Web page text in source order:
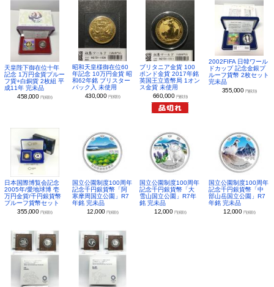
天皇陛下御在位十年
記念 1万円金貨プルー
フ貨+白銅貨 2枚組 平
成11年 完未品
458,000 円(税別)
昭和天皇様御在位60
年記念 10万円金貨 昭
和62年銘 ブリスター
パック入 未使用
430,000 円(税別)
ブリタニア金貨 100
ポンド金貨 2017年銘
英国王立造幣局 1オン
ス金貨 未使用
660,000 円(税別)
2002FIFA 日韓ワール
ドカップ 記念金銀プ
ルーフ貨幣 2枚セット
完未品
355,000 円(税別)
日本国際博覧会記念
2005年/愛地球博 壱
万円金貨/千円銀貨幣
プルーフ貨幣セット
355,000 円(税別)
国立公園制度100周年
記念千円銀貨幣「阿
寒摩周国立公園」R7
年銘 完未品
12,000 円(税別)
国立公園制度100周年
記念千円銀貨幣「大
雪山国立公園」R7年
銘 完未品
12,000 円(税別)
国立公園制度100周年
記念千円銀貨幣「中
部山岳国立公園」R7
年銘 完未品
12,000 円(税別)